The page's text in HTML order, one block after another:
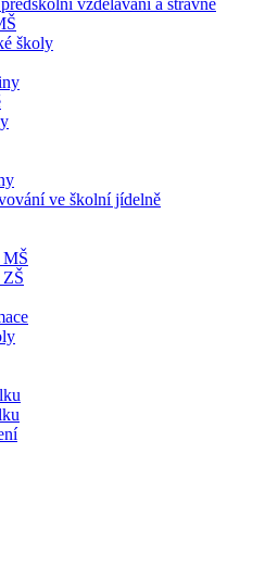
vzdělávání a stravné
školy
ve školní jídelně
MŠ